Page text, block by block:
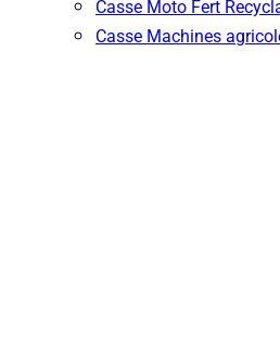
Casse Moto Fert
Casse Machines